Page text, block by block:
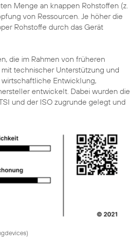
Menge an knappen Rohstoffen (z.
von Ressourcen. Je höher die
Rohstoffe durch das Gerät
die im Rahmen von früheren
technischer Unterstützung und
Entwicklung,
entwickelt. Dabei wurden die
und der ISO zugrunde gelegt und
)